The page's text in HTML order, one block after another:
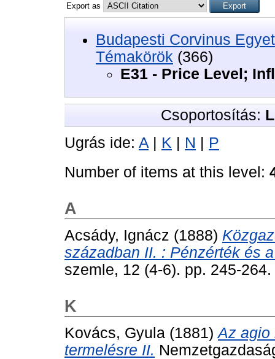
Export as
Budapesti Corvinus
Témakörök (366)
E31 - Price Level;
Csoportosítás:
Ugrás ide: A K N
P
Number of items at this level:
A
Acsády, Ignácz (1888)
században II. : Pénzérték és
szemle, 12 (4-6). pp. 245-264.
K
Kovács, Gyula (1881)Az agio
termelésre II.